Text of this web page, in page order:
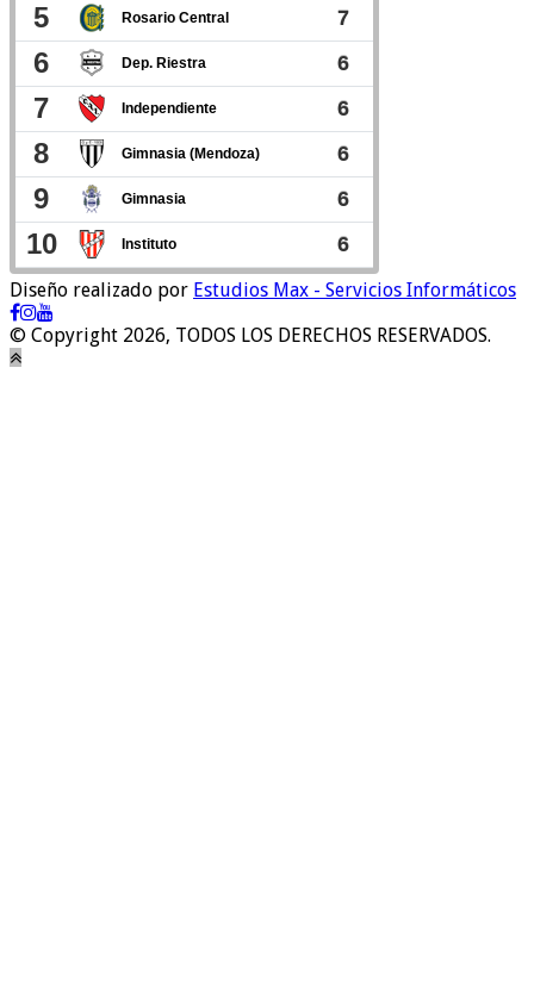
Diseño realizado por Estudios Max - Servicios Informáticos
© Copyright 2026, TODOS LOS DERECHOS RESERVADOS.